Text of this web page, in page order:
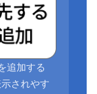
追加する
されやす